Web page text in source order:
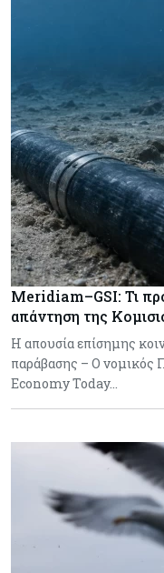
Meridiam–GSI: Τι
απάντηση της
Η απουσία επίσημης
παράβασης – Ο νομικός
Economy Today…